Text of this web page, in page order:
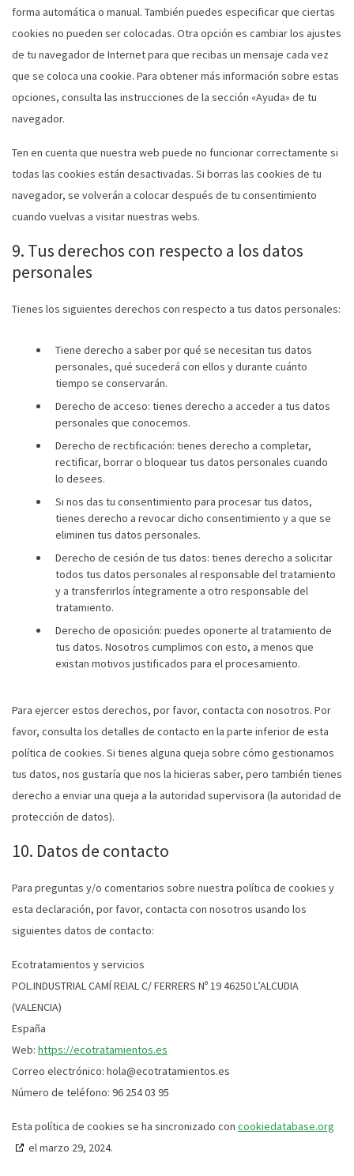
forma automática o manual. También puedes especificar que ciertas
cookies no pueden ser colocadas. Otra opción es cambiar los ajustes
de tu navegador de Internet para que recibas un mensaje cada vez
que se coloca una cookie. Para obtener más información sobre estas
opciones, consulta las instrucciones de la sección «Ayuda» de tu
navegador.
Ten en cuenta que nuestra web puede no funcionar correctamente si
todas las cookies están desactivadas. Si borras las cookies de tu
navegador, se volverán a colocar después de tu consentimiento
cuando vuelvas a visitar nuestras webs.
9. Tus derechos con respecto a los datos
personales
Tienes los siguientes derechos con respecto a tus datos personales:
Tiene derecho a saber por qué se necesitan tus datos
personales, qué sucederá con ellos y durante cuánto
tiempo se conservarán.
Derecho de acceso: tienes derecho a acceder a tus datos
personales que conocemos.
Derecho de rectificación: tienes derecho a completar,
rectificar, borrar o bloquear tus datos personales cuando
lo desees.
Si nos das tu consentimiento para procesar tus datos,
tienes derecho a revocar dicho consentimiento y a que se
eliminen tus datos personales.
Derecho de cesión de tus datos: tienes derecho a solicitar
todos tus datos personales al responsable del tratamiento
y a transferirlos íntegramente a otro responsable del
tratamiento.
Derecho de oposición: puedes oponerte al tratamiento de
tus datos. Nosotros cumplimos con esto, a menos que
existan motivos justificados para el procesamiento.
Para ejercer estos derechos, por favor, contacta con nosotros. Por
favor, consulta los detalles de contacto en la parte inferior de esta
política de cookies. Si tienes alguna queja sobre cómo gestionamos
tus datos, nos gustaría que nos la hicieras saber, pero también tienes
derecho a enviar una queja a la autoridad supervisora (la autoridad de
protección de datos).
10. Datos de contacto
Para preguntas y/o comentarios sobre nuestra política de cookies y
esta declaración, por favor, contacta con nosotros usando los
siguientes datos de contacto:
Ecotratamientos y servicios
POL.INDUSTRIAL CAMÍ REIAL C/ FERRERS Nº 19 46250 L’ALCUDIA
(VALENCIA)
España
Web: https://ecotratamientos.es
Correo electrónico: hola@ecotratamientos.es
Número de teléfono: 96 254 03 95
Esta política de cookies se ha sincronizado con cookiedatabase.org
el marzo 29, 2024.